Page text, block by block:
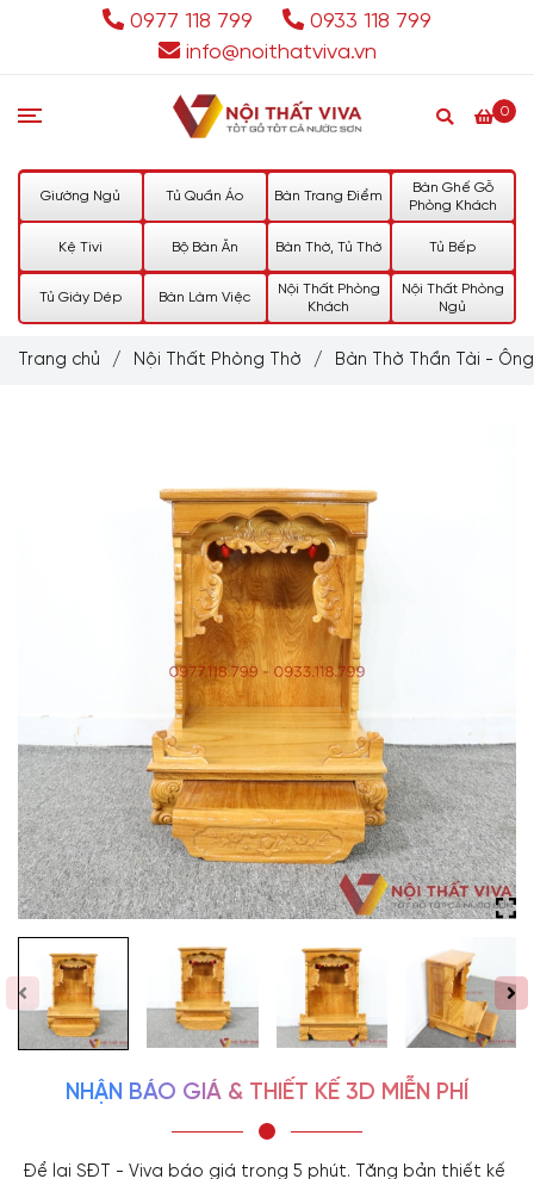
0977 118 799
0933 118 799
info@noithatviva.vn
0
Giường Ngủ Tủ Quần Áo Bàn Trang Điểm
Bàn Ghế Gỗ
Phòng Khách
Kệ Tivi Bộ Bàn Ăn Bàn Thờ, Tủ Thờ Tủ Bếp
Tủ Giày Dép Bàn Làm Việc
Nội Thất Phòng
Khách
Nội Thất Phòng
Ngủ
Trang chủ / Nội Thất Phòng Thờ / Bàn Thờ Thần Tài -
NHẬN BÁO GIÁ & THIẾT KẾ 3D MIỄN PHÍ
Để lại SĐT - Viva báo giá trong 5 phút. Tặng bản thiết kế